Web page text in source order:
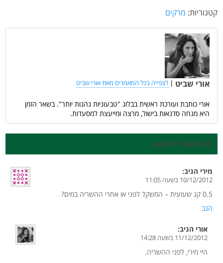
קטגוריות: מרקים
אורי שביט | לצפייה בכל המאמרים מאת אורי שביט
אורי כותבת ועורכת ראשית בבלוג "טבעוניות נהנות יותר". בשאר הזמן
היא מנחה סדנאות בישול, מרצה ומייעצת למסעדות.
35 תגובות לפוסט
מירי הגיב:
10/12/2012 בשעה 11:05
0.5 קג שעועית – המשקל לפני או אחרי ההשריה במים?
הגב
אורי הגיב:
11/12/2012 בשעה 14:28
היי מירי, לפני ההשריה.